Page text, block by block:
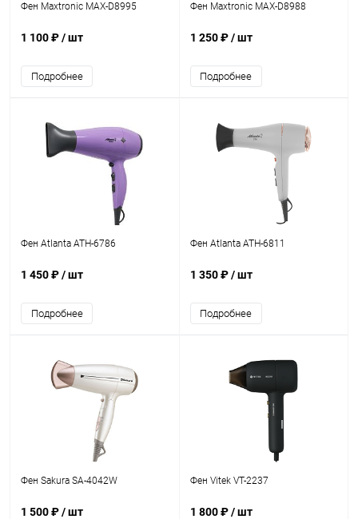
Фен Maxtronic MAX-D8995
1 100 ₽/ шт
Подробнее
Фен Maxtronic MAX-D8988
1 250 ₽/ шт
Подробнее
Фен Atlanta ATH-6786
1 450 ₽/ шт
Подробнее
Фен Atlanta ATH-6811
1 350 ₽/ шт
Подробнее
Фен Sakura SA-4042W
1 500 ₽/ шт
Фен Vitek VT-2237
1 800 ₽/ шт